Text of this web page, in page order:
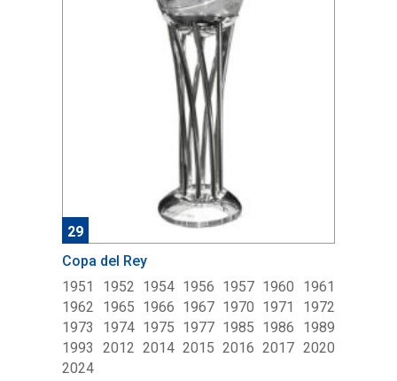
29
Copa del Rey
1951 1952 1954 1956 1957 1960 1961
1962 1965 1966 1967 1970 1971 1972
1973 1974 1975 1977 1985 1986 1989
1993 2012 2014 2015 2016 2017 2020
2024